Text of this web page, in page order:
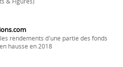
& Figures)
rendements d'une partie des fonds
hausse en 2018